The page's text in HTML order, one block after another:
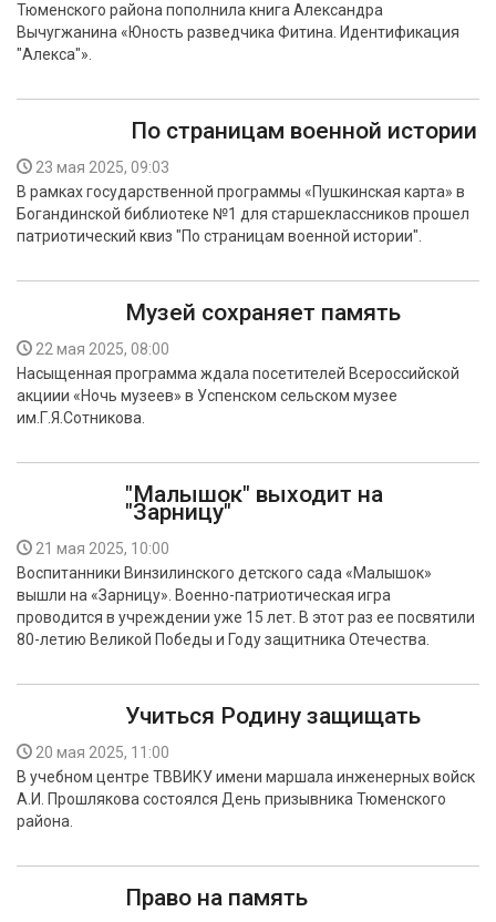
Тюменского района пополнила книга Александра
Вычугжанина «Юность разведчика Фитина. Идентификация
"Алекса"».
По страницам военной истории
23 мая 2025, 09:03
В рамках государственной программы «Пушкинская карта» в
Богандинской библиотеке №1 для старшеклассников прошел
патриотический квиз "По страницам военной истории".
Музей сохраняет память
22 мая 2025, 08:00
Насыщенная программа ждала посетителей Всероссийской
акциии «Ночь музеев» в Успенском сельском музее
им.Г.Я.Сотникова.
"Малышок" выходит на
"Зарницу"
21 мая 2025, 10:00
Воспитанники Винзилинского детского сада «Малышок»
вышли на «Зарницу». Военно-патриотическая игра
проводится в учреждении уже 15 лет. В этот раз ее посвятили
80-летию Великой Победы и Году защитника Отечества.
Учиться Родину защищать
20 мая 2025, 11:00
В учебном центре ТВВИКУ имени маршала инженерных войск
А.И. Прошлякова состоялся День призывника Тюменского
района.
Право на память